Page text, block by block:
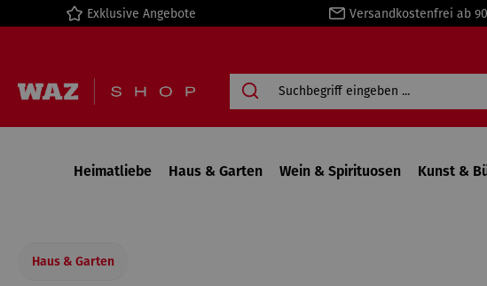
Zur Hauptnavigation springen
Exklusive Angebote Versandkostenfrei ab
Heimatliebe Haus & Garten Wein & Spirituosen Kunst &
Haus & Garten